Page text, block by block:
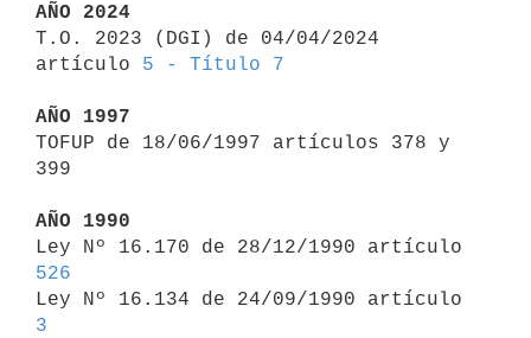
AÑO 2024
T.O. 2023 (DGI) de 04/04/2024
artículo 5 - Título 7
AÑO 1997
TOFUP de 18/06/1997 artículos 378 y
399
AÑO 1990
526
3